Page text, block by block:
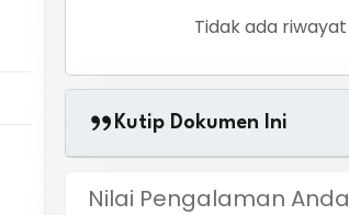
Tidak ada riwayat
Kutip Dokumen Ini
Nilai Pengalaman Anda